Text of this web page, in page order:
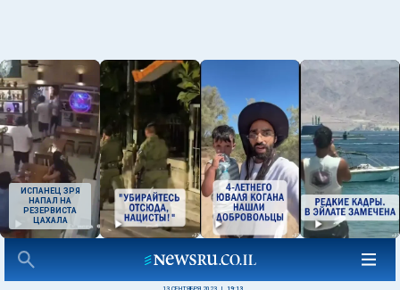
ИСПАНЕЦ ЗРЯ
НАПАЛ НА
РЕЗЕРВИСТА
ЦАХАЛА